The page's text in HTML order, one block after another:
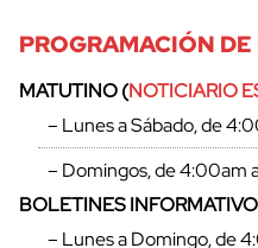
PROGRAMACIÓN
MATUTINO (NOTICIARIO
– Lunes a Sábado, de
– Domingos, de 4:00am
BOLETINES
– Lunes a Domingo, de